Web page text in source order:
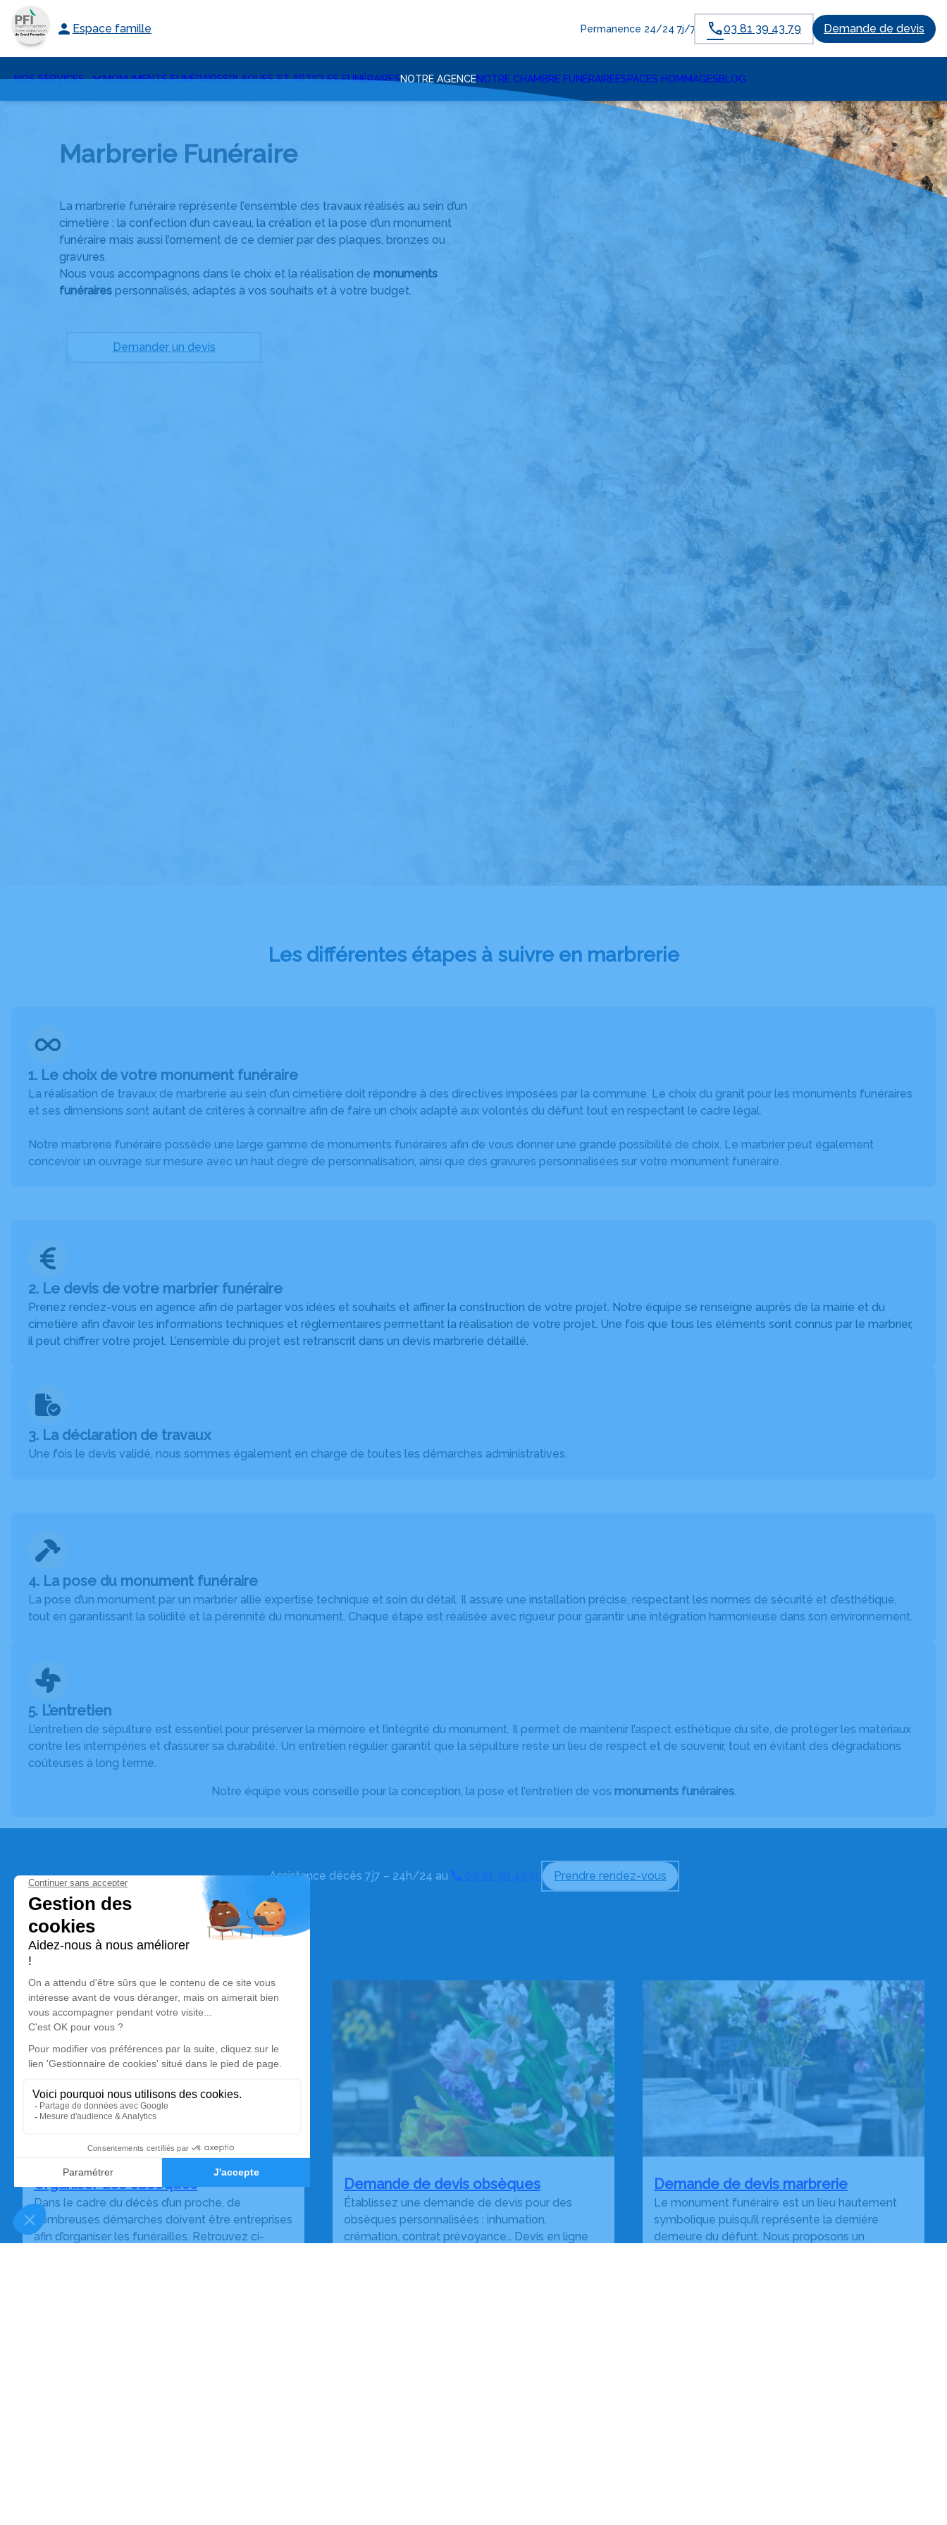
contenu
Espace famille Permanence 24/24 7j/7 03 81 39 43 79 Demande de devis
NOS SERVICES MONUMENTS FUNÉRAIRESPLAQUES ET ARTICLES FUNÉRAIRESNOTRE AGENCENOTRE CHAMBRE FUNÉRAIREESPACES HOMMAGESBLOG
Marbrerie Funéraire
La marbrerie funéraire représente l’ensemble des travaux réalisés au sein d’un
cimetière : la confection d’un caveau, la création et la pose d’un monument
funéraire mais aussi l’ornement de ce dernier par des plaques, bronzes ou
gravures.
Nous vous accompagnons dans le choix et la réalisation de monuments
funéraires personnalisés, adaptés à vos souhaits et à votre budget.
Demander un devis
Les différentes étapes à suivre en marbrerie
1. Le choix de votre monument funéraire
La réalisation de travaux de marbrerie au sein d’un cimetière doit répondre à des directives imposées par la commune. Le choix du granit pour les monuments funéraires
et ses dimensions sont autant de critères à connaitre afin de faire un choix adapté aux volontés du défunt tout en respectant le cadre légal.
Notre marbrerie funéraire possède une large gamme de monuments funéraires afin de vous donner une grande possibilité de choix. Le marbrier peut également
concevoir un ouvrage sur mesure avec un haut degré de personnalisation, ainsi que des gravures personnalisées sur votre monument funéraire.
2. Le devis de votre marbrier funéraire
Prenez rendez-vous en agence afin de partager vos idées et souhaits et affiner la construction de votre projet. Notre équipe se renseigne auprès de la mairie et du
cimetière afin d’avoir les informations techniques et réglementaires permettant la réalisation de votre projet. Une fois que tous les éléments sont connus par le marbrier,
il peut chiffrer votre projet. L’ensemble du projet est retranscrit dans un devis marbrerie détaillé.
3. La déclaration de travaux
Une fois le devis validé, nous sommes également en charge de toutes les démarches administratives.
4. La pose du monument funéraire
La pose d’un monument par un marbrier allie expertise technique et soin du détail. Il assure une installation précise, respectant les normes de sécurité et d’esthétique,
tout en garantissant la solidité et la pérennité du monument. Chaque étape est réalisée avec rigueur pour garantir une intégration harmonieuse dans son environnement.
5. L’entretien
L’entretien de sépulture est essentiel pour préserver la mémoire et l’intégrité du monument. Il permet de maintenir l’aspect esthétique du site, de protéger les matériaux
contre les intempéries et d’assurer sa durabilité. Un entretien régulier garantit que la sépulture reste un lieu de respect et de souvenir, tout en évitant des dégradations
coûteuses à long terme.
Notre équipe vous conseille pour la conception, la pose et l’entretien de vos monuments funéraires.
Assistance décès 7j7 – 24h/24 au 03 81 39 43 79 Prendre rendez-vous
Organiser des obsèques
Dans le cadre du décès d’un proche, de
nombreuses démarches doivent être entreprises
afin d’organiser les funérailles. Retrouvez ci-
Demande de devis obsèques
Établissez une demande de devis pour des
obsèques personnalisées : inhumation,
crémation, contrat prévoyance… Devis en ligne
Demande de devis marbrerie
Le monument funéraire est un lieu hautement
symbolique puisqu’il représente la dernière
demeure du défunt. Nous proposons un